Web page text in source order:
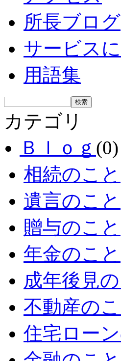
所長ブログ
サービス
用語集
カテゴリ
Ｂｌｏｇ (0)
相続のこと
遺言のこと
贈与のこと
年金のこと
成年後見
不動産のこ
住宅ロー